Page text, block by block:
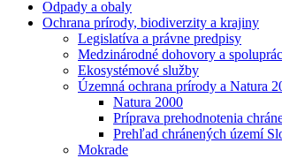
Odpady a obaly
Ochrana prírody, biodiverzity a krajiny
Legislatíva a právne predpisy
Medzinárodné dohovory a
Ekosystémové služby
Územná ochrana prírody a Natura
Natura 2000
Príprava prehodnotenia
Prehľad chránených území
Mokrade